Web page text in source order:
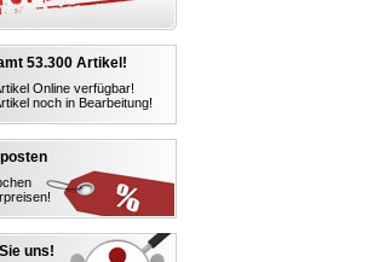
53.300 Artikel!
Online verfügbar!
noch in Bearbeitung!
uns!